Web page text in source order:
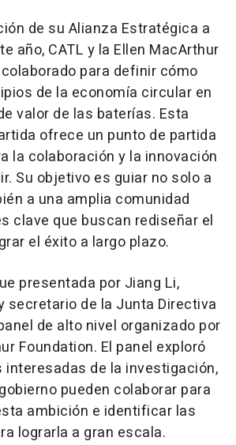
de su Alianza Estratégica a
año, CATL y la Ellen MacArthur
para definir cómo
de la economía circular en
valor de las baterías. Esta
ofrece un punto de partida
la colaboración y la innovación
Su objetivo es guiar no solo a
a una amplia comunidad
clave que buscan rediseñar el
el éxito a largo plazo.
presentada por Jiang Li,
secretario de la Junta Directiva
de alto nivel organizado por
Foundation. El panel exploró
interesadas de la investigación,
pueden colaborar para
ambición e identificar las
lograrla a gran escala.